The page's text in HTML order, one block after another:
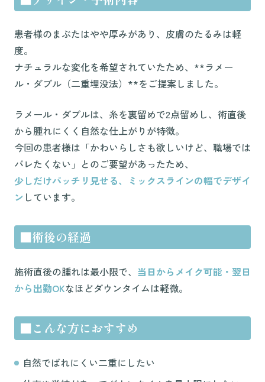
患者様のまぶたはやや厚みがあり、皮膚のたるみは軽
度。
ナチュラルな変化を希望されていたため、**ラメー
ル・ダブル（二重埋没法）**をご提案しました。
ラメール・ダブルは、糸を裏留めで2点留めし、術直後
から腫れにくく自然な仕上がりが特徴。
今回の患者様は「かわいらしさも欲しいけど、職場では
バレたくない」とのご要望があったため、
少しだけパッチリ見せる、ミックスラインの幅でデザイ
ン しています。
■術後の経過
施術直後の腫れは最小限で、 当日からメイク可能・翌日
から出勤OKなほどダウンタイムは軽微。
■こんな方におすすめ
自然でばれにくい二重にしたい